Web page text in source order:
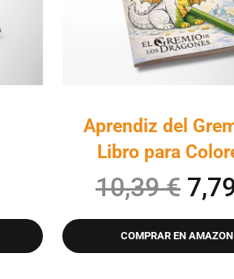
Aprendiz del
Libro para
10,39€ El
COMPRAR EN AMAZON